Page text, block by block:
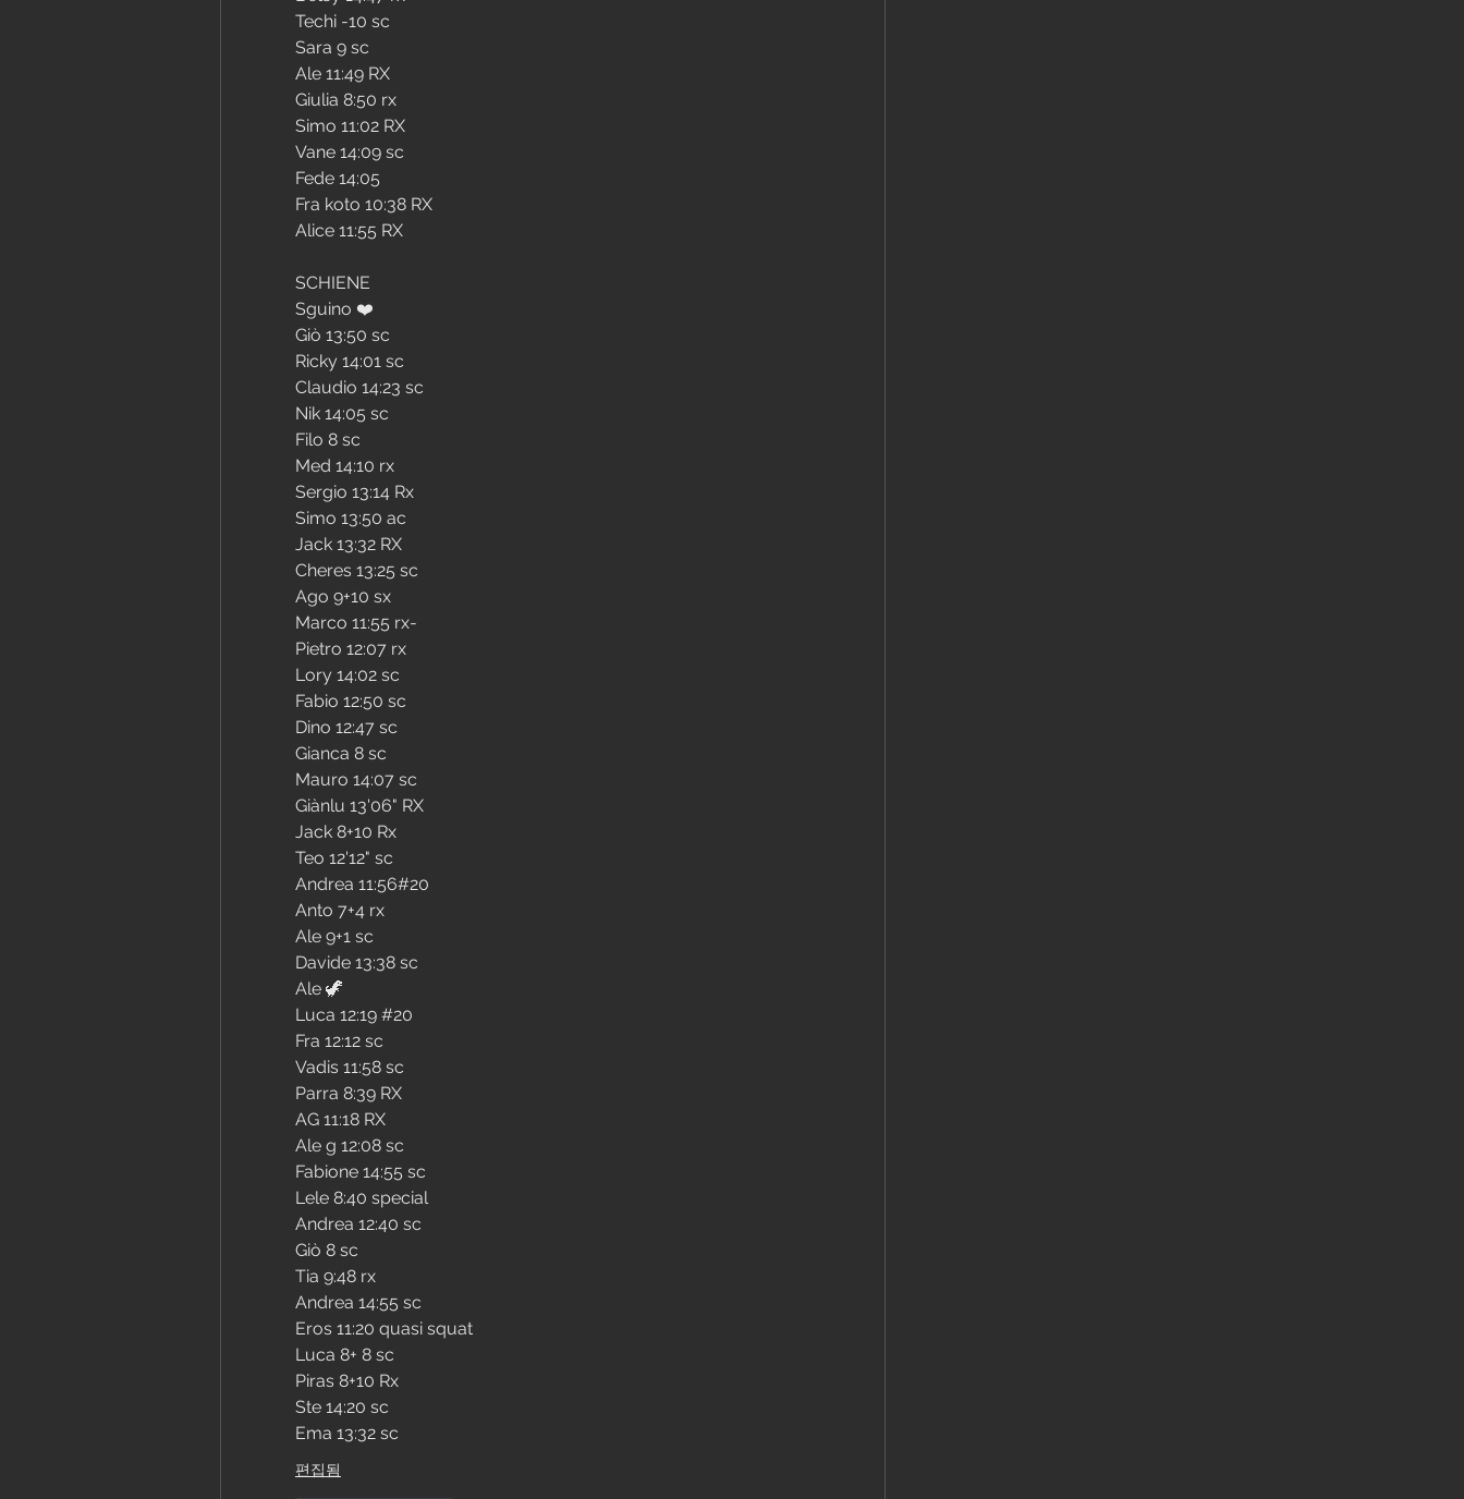
Techi -10 sc
Sara 9 sc
Ale 11:49 RX
Giulia 8:50 rx
Simo 11:02 RX
Vane 14:09 sc
Fede 14:05
Fra koto 10:38 RX
Alice 11:55 RX
SCHIENE
Sguino ❤️
Giò 13:50 sc
Ricky 14:01 sc
Claudio 14:23 sc
Nik 14:05 sc
Filo 8 sc
Med 14:10 rx
Sergio 13:14 Rx
Simo 13:50 ac
Jack 13:32 RX
Cheres 13:25 sc
Ago 9+10 sx
Marco 11:55 rx-
Pietro 12:07 rx
Lory 14:02 sc
Fabio 12:50 sc
Dino 12:47 sc
Gianca 8 sc
Mauro 14:07 sc
Giànlu 13'06" RX
Jack 8+10 Rx
Teo 12'12" sc
Andrea 11:56#20
Anto 7+4 rx
Ale 9+1 sc
Davide 13:38 sc
Ale 🦖
Luca 12:19 #20
Fra 12:12 sc
Vadis 11:58 sc
Parra 8:39 RX
AG 11:18 RX
Ale g 12:08 sc
Fabione 14:55 sc
Lele 8:40 special
Andrea 12:40 sc
Giò 8 sc
Tia 9:48 rx
Andrea 14:55 sc
Eros 11:20 quasi squat
Luca 8+ 8 sc
Piras 8+10 Rx
Ste 14:20 sc
Ema 13:32 sc
편집됨